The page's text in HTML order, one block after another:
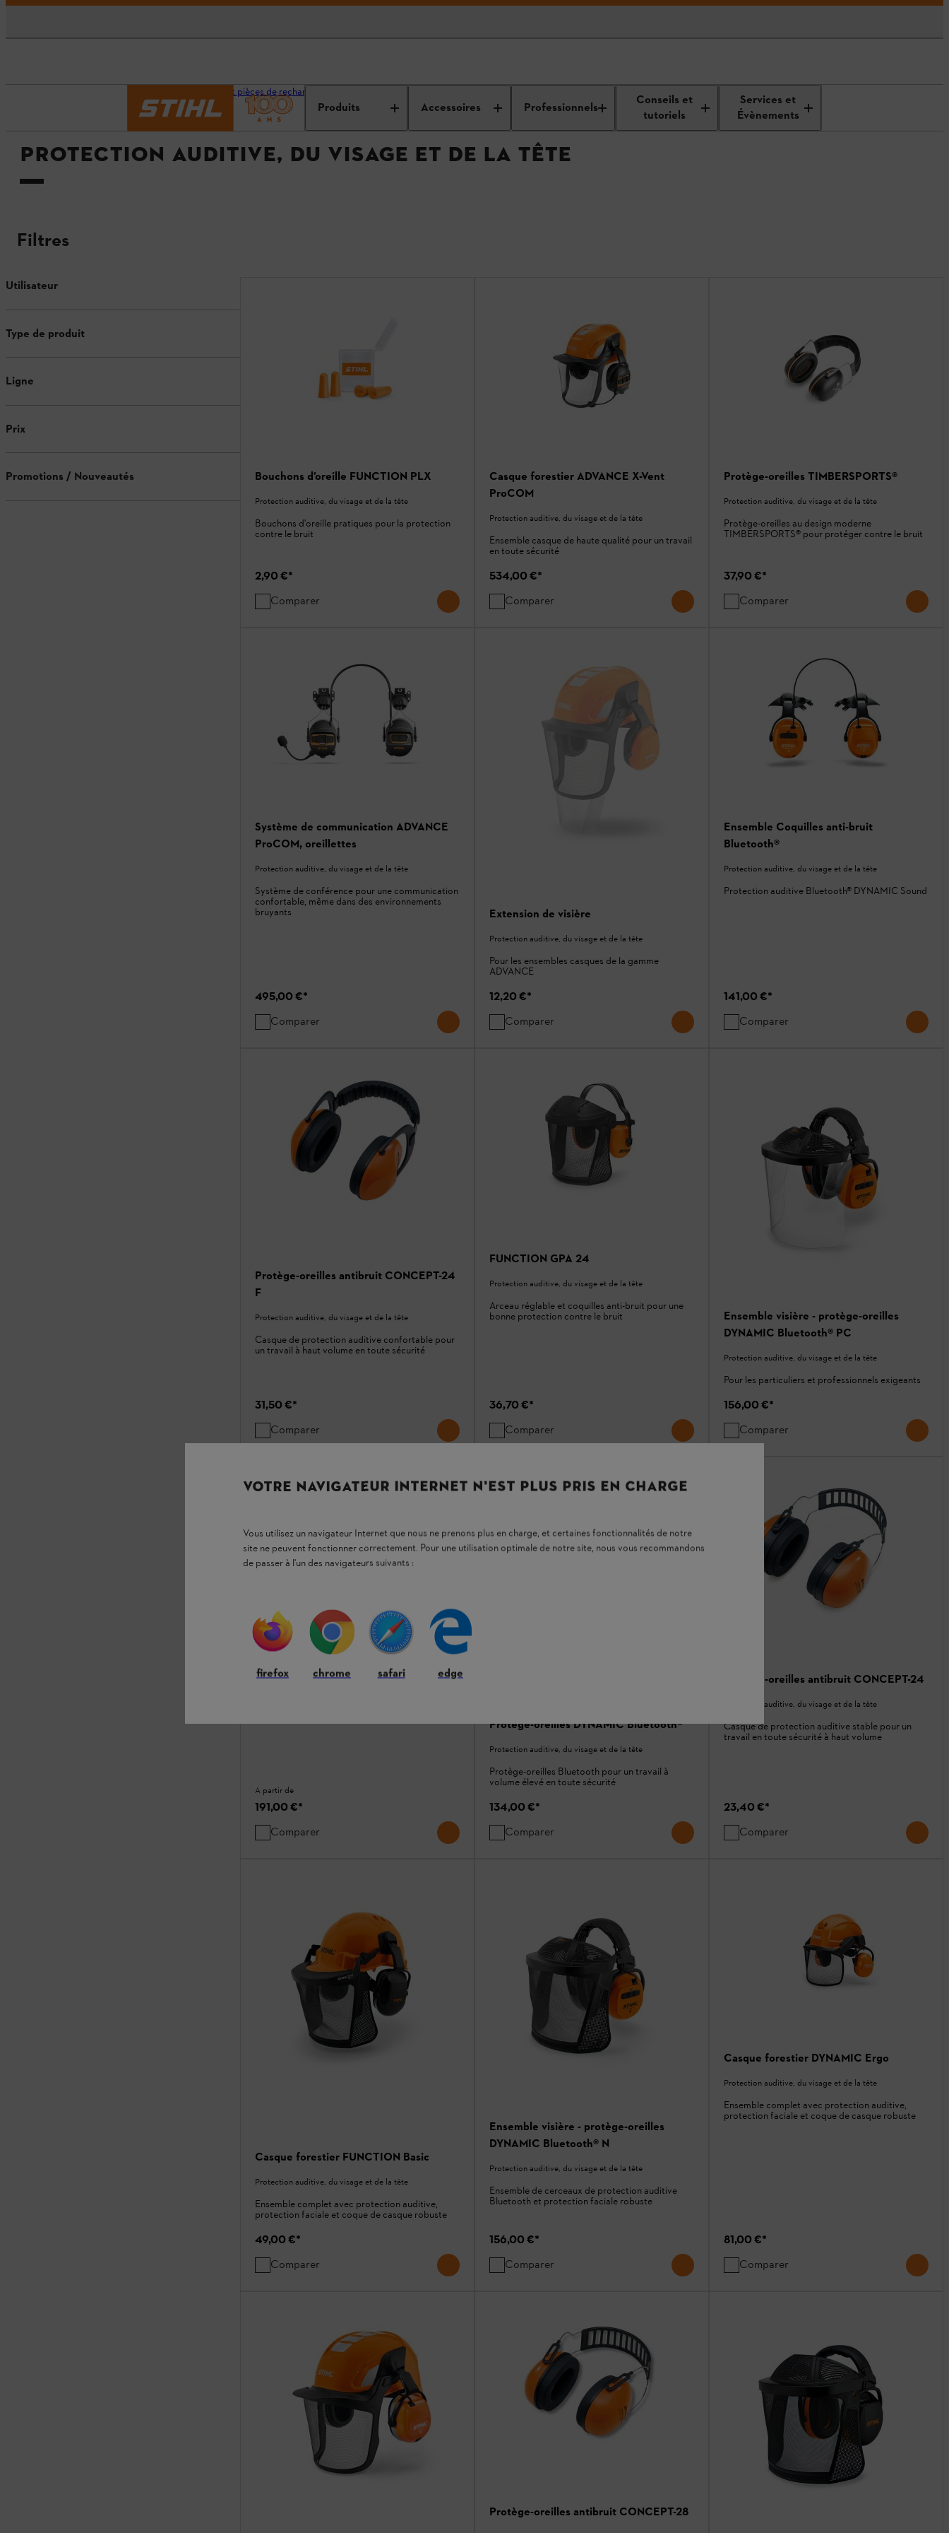
Produits Accessoires Professionnels
Conseils et
tutoriels
Services et
Évènements
Accessoires et pièces de rechange
PROTECTION AUDITIVE, DU VISAGE ET DE LA TÊTE
Filtres
Utilisateur
Type de produit
Ligne
Prix
Promotions / Nouveautés Bouchons d’oreille FUNCTION PLX
Protection auditive, du visage et de la tête
Bouchons d'oreille pratiques pour la protection
contre le bruit
2,90 €*
Comparer
Casque forestier ADVANCE X-Vent
ProCOM
Protection auditive, du visage et de la tête
Ensemble casque de haute qualité pour un travail
en toute sécurité
534,00 €*
Comparer
Protège-oreilles TIMBERSPORTS®
Protection auditive, du visage et de la tête
Protège-oreilles au design moderne
TIMBERSPORTS® pour protéger contre le bruit
37,90 €*
Comparer
Système de communication ADVANCE
ProCOM, oreillettes
Protection auditive, du visage et de la tête
Système de conférence pour une communication
confortable, même dans des environnements
bruyants
495,00 €*
Comparer
Extension de visière
Protection auditive, du visage et de la tête
Pour les ensembles casques de la gamme
ADVANCE
12,20 €*
Comparer
Ensemble Coquilles anti-bruit
Bluetooth®
Protection auditive, du visage et de la tête
Protection auditive Bluetooth® DYNAMIC Sound
141,00 €*
Comparer
Protège-oreilles antibruit CONCEPT-24
F
Protection auditive, du visage et de la tête
Casque de protection auditive confortable pour
un travail à haut volume en toute sécurité
31,50 €*
Comparer
FUNCTION GPA 24
Protection auditive, du visage et de la tête
Arceau réglable et coquilles anti-bruit pour une
bonne protection contre le bruit
36,70 €*
Comparer
Ensemble visière - protège-oreilles
DYNAMIC Bluetooth® PC
Protection auditive, du visage et de la tête
Pour les particuliers et professionnels exigeants
156,00 €*
Comparer
Casque forestier ADVANCE X-CLIMB
Protection auditive, du visage et de la tête
A partir de
191,00 €*
Comparer
Protège-oreilles DYNAMIC Bluetooth®
Protection auditive, du visage et de la tête
Protège-oreilles Bluetooth pour un travail à
volume élevé en toute sécurité
134,00 €*
Comparer
Protège-oreilles antibruit CONCEPT-24
Protection auditive, du visage et de la tête
Casque de protection auditive stable pour un
travail en toute sécurité à haut volume
23,40 €*
Comparer
Casque forestier FUNCTION Basic
Protection auditive, du visage et de la tête
Ensemble complet avec protection auditive,
protection faciale et coque de casque robuste
49,00 €*
Comparer
Ensemble visière - protège-oreilles
DYNAMIC Bluetooth® N
Protection auditive, du visage et de la tête
Ensemble de cerceaux de protection auditive
Bluetooth et protection faciale robuste
156,00 €*
Comparer
Casque forestier DYNAMIC Ergo
Protection auditive, du visage et de la tête
Ensemble complet avec protection auditive,
protection faciale et coque de casque robuste
81,00 €*
Comparer
Protège-oreilles antibruit CONCEPT-28
VOTRE NAVIGATEUR INTERNET N'EST PLUS PRIS EN CHARGE
Vous utilisez un navigateur Internet que nous ne prenons plus en charge, et certaines fonctionnalités de notre
site ne peuvent fonctionner correctement. Pour une utilisation optimale de notre site, nous vous recommandons
de passer à l'un des navigateurs suivants :
firefox chrome safari edge